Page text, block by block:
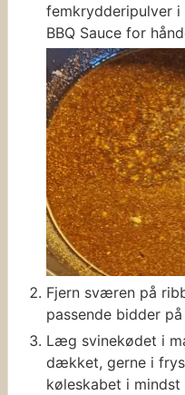
femkrydderipulver i
BBQ Sauce for
Fjern sværen på
passende bidder
Læg svinekødet i
dækket, gerne i
køleskabet i